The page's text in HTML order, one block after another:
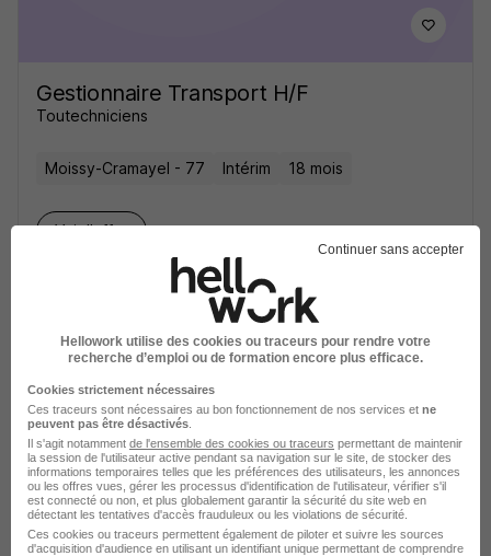
Gestionnaire Transport H/F
Toutechniciens
Moissy-Cramayel - 77 Intérim 18 mois
Voir l’offre
il y a 9 jours
SPL Navettes Orly Bien Lire l'Annonce
H/F
Opt-Intérim
Orly - 94 Intérim 14 € / heure 3 mois
Continuer sans accepter
Hellowork utilise des cookies ou traceurs pour rendre votre
recherche d’emploi ou de formation encore plus efficace.
Cookies strictement nécessaires
Ces traceurs sont nécessaires au bon fonctionnement de nos services et ne
peuvent pas être désactivés
Il s'agit notamment de l'ensemble des cookies ou traceurs permettant de maintenir
la session de l'utilisateur active pendant sa navigation sur le site, de stocker des
informations temporaires telles que les préférences des utilisateurs, les annonces
ou les offres vues, gérer les processus d'identification de l'utilisateur, vérifier s'il
est connecté ou non, et plus globalement garantir la sécurité du site web en
détectant les tentatives d'accès frauduleux ou les violations de sécurité.
Ces cookies ou traceurs permettent également de piloter et suivre les sources
d'acquisition d'audience en utilisant un identifiant unique permettant de comprendre